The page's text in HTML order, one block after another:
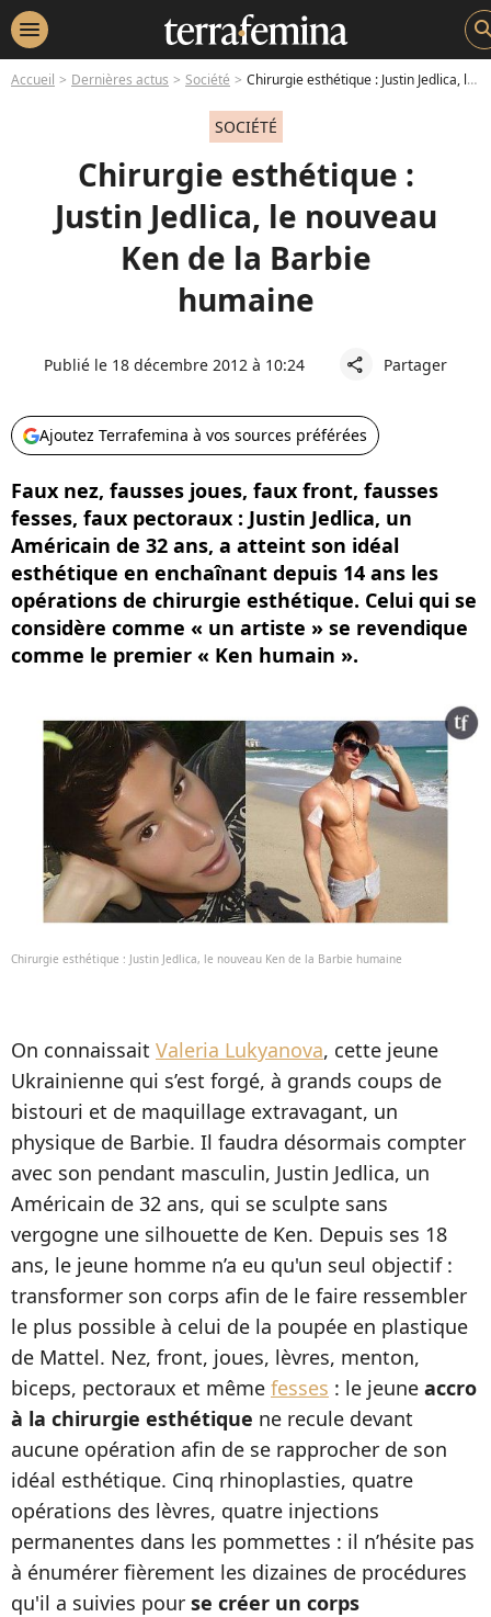
menu
Accueil Dernières actus Société Chirurgie esthétique : Justin Jedlica, le nouveau Ken de la Barbie humaine
SOCIÉTÉ
Chirurgie esthétique :
Justin Jedlica, le nouveau
Ken de la Barbie
humaine
Publié le 18 décembre 2012 à 10:24 share Partager
Ajoutez Terrafemina à vos sources préférées
Faux nez, fausses joues, faux front, fausses
fesses, faux pectoraux : Justin Jedlica, un
Américain de 32 ans, a atteint son idéal
esthétique en enchaînant depuis 14 ans les
opérations de chirurgie esthétique. Celui qui se
considère comme « un artiste » se revendique
comme le premier « Ken humain ».
Chirurgie esthétique : Justin Jedlica, le nouveau Ken de la Barbie humaine
On connaissait Valeria Lukyanova, cette jeune
Ukrainienne qui s’est forgé, à grands coups de
bistouri et de maquillage extravagant, un
physique de Barbie. Il faudra désormais compter
avec son pendant masculin, Justin Jedlica, un
Américain de 32 ans, qui se sculpte sans
vergogne une silhouette de Ken. Depuis ses 18
ans, le jeune homme n’a eu qu'un seul objectif :
transformer son corps afin de le faire ressembler
le plus possible à celui de la poupée en plastique
de Mattel. Nez, front, joues, lèvres, menton,
biceps, pectoraux et même fesses : le jeune accro
à la chirurgie esthétique ne recule devant
aucune opération afin de se rapprocher de son
idéal esthétique. Cinq rhinoplasties, quatre
opérations des lèvres, quatre injections
permanentes dans les pommettes : il n’hésite pas
à énumérer fièrement les dizaines de procédures
qu'il a suivies pour se créer un corps